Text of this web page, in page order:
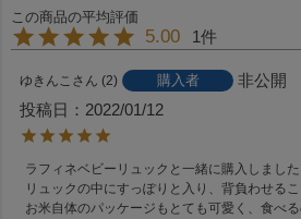
5.00 1
ゆきんこ 2 購入者
非公開
投稿日
2022/01/12
ラフィネベビーリュックと一緒に購入しました
リュックの中にすっぽりと入り、背負わせる
お米自体のパッケージもとても可愛く、食べ